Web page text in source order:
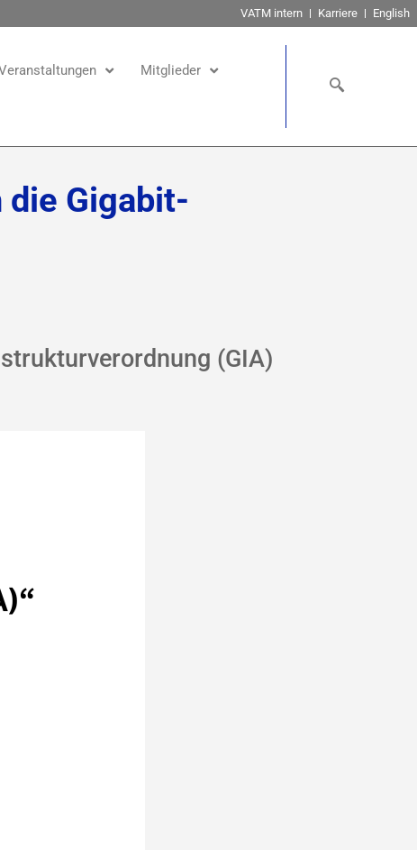
VATM intern Karriere English
Mitglieder
die Gigabit-
(GIA)